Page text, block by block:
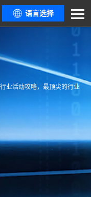
语言选择
业活动攻略，最顶尖的行业